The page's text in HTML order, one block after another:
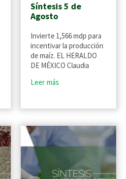
Síntesis 5 de
Agosto
Invierte 1,566 mdp para
incentivar la producción
de maíz. EL HERALDO
DE MÉXICO Claudia
Leer más